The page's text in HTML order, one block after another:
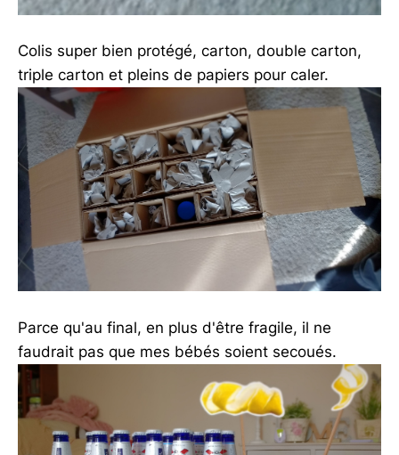
Colis super bien protégé, carton, double carton,
triple carton et pleins de papiers pour caler.
Parce qu'au final, en plus d'être fragile, il ne
faudrait pas que mes bébés soient secoués.